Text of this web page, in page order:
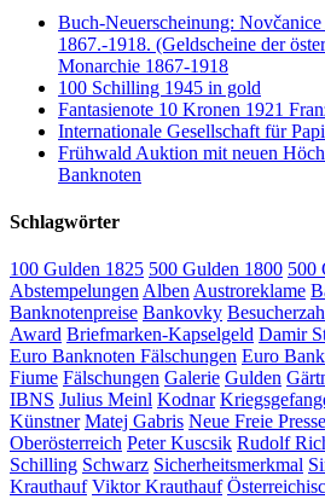
Buch-Neuerscheinung:
1867.-1918. (Geldscheine der
Monarchie 1867-1918
100 Schilling 1945 in gold
Fantasienote 10 Kronen 1921
Internationale Gesellschaft für
Frühwald Auktion mit neuen
Banknoten
Schlagwörter
100 Gulden 1825 500 Gulden 1800 500
Abstempelungen Alben Austroreklame
Banknotenpreise Bankovky
Award Briefmarken-Kapselgeld Damir
Euro Banknoten Fälschungen Euro
Fiume Fälschungen Galerie Gulden
IBNS Julius Meinl Kodnar
Künstner Matej Gabris Neue Freie Presse
Oberösterreich Peter Kuscsik Rudolf
Schilling Schwarz Sicherheitsmerkmal
Krauthauf Viktor Krauthauf